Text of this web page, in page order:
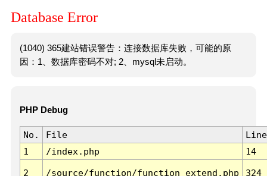
Database Error
(1040) 365建站错误警告：连接数据库失败，可能的原
因：1、数据库密码不对; 2、mysql未启动。
PHP Debug
No. File
Line
1
/index.php 14
2 /source/function/function_extend.php 324